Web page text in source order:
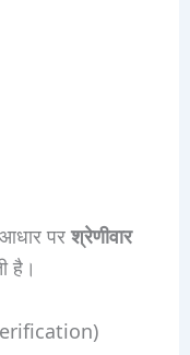
आधार परश्रेणीवार
है।